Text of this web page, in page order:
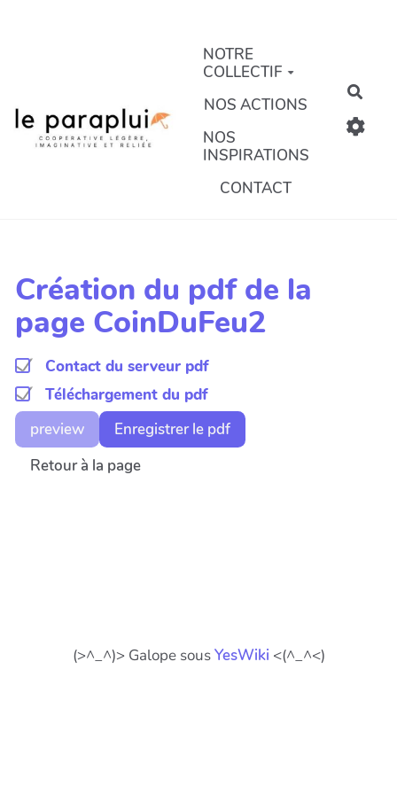
NOTRE
COLLECTIF
NOS ACTIONS
NOS
INSPIRATIONS
CONTACT
Création du pdf de la
page CoinDuFeu2
Contact du serveur pdf
Téléchargement du pdf
preview
Enregistrer le pdf
Retour à la page
(>^_^)> Galope sousYesWiki <(^_^<)